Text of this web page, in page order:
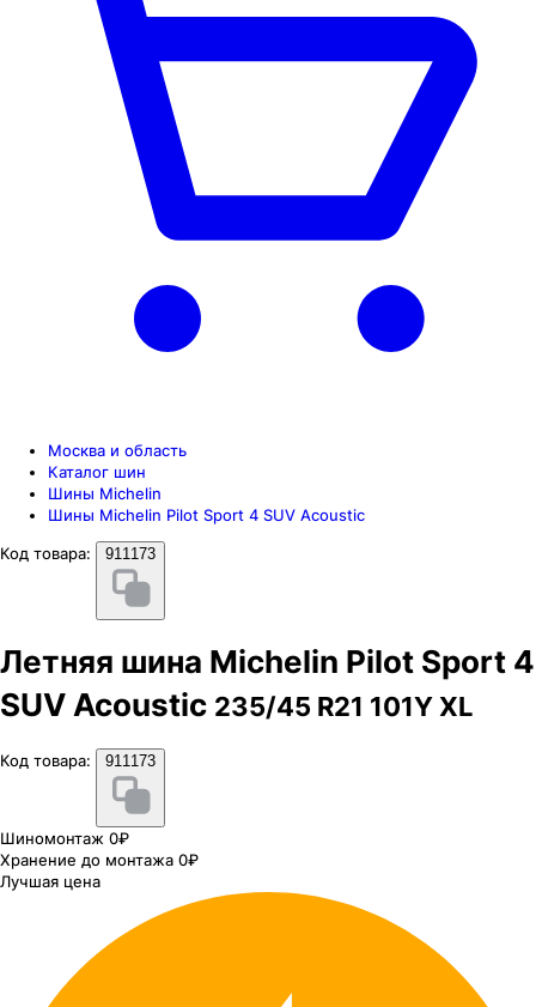
Москва и область
Каталог шин
Шины Michelin
Шины Michelin Pilot Sport 4 SUV Acoustic
Код товара:
911173
Летняя шина Michelin Pilot Sport 4
SUV Acoustic 235/45 R21 101Y XL
Код товара: 911173
Шиномонтаж 0₽
Хранение до монтажа 0₽
Лучшая цена